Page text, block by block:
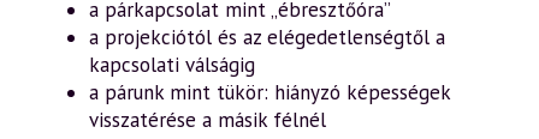
a párkapcsolat mint „ébresztőóra”
a projekciótól és az elégedetlenségtől a
kapcsolati válságig
a párunk mint tükör: hiányzó képességek
visszatérése a másik félnél